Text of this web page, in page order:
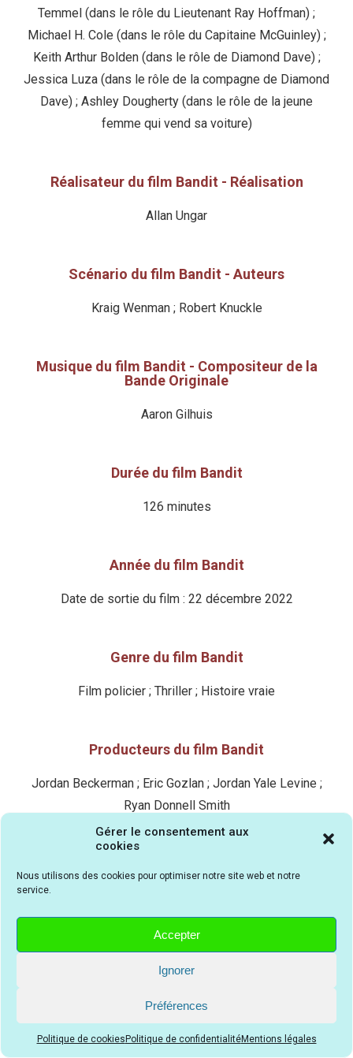
Gérer le consentement aux
cookies
Nous utilisons des cookies pour optimiser notre site web et notre
service.
Accepter
Ignorer
Préférences
Politique de cookies Politique de confidentialitéMentions légales
Temmel (dans le rôle du Lieutenant Ray Hoffman) ;
Michael H. Cole (dans le rôle du Capitaine McGuinley) ;
Keith Arthur Bolden (dans le rôle de Diamond Dave) ;
Jessica Luza (dans le rôle de la compagne de Diamond
Dave) ; Ashley Dougherty (dans le rôle de la jeune
femme qui vend sa voiture)
Réalisateur du film Bandit - Réalisation
Allan Ungar
Scénario du film Bandit - Auteurs
Kraig Wenman ; Robert Knuckle
Musique du film Bandit - Compositeur de la
Bande Originale
Aaron Gilhuis
Durée du film Bandit
126 minutes
Année du film Bandit
Date de sortie du film : 22 décembre 2022
Genre du film Bandit
Film policier ; Thriller ; Histoire vraie
Producteurs du film Bandit
Jordan Beckerman ; Eric Gozlan ; Jordan Yale Levine ;
Ryan Donnell Smith
Goldrush Entertainment ; Yale Productions ; Lucky 13
Productions
Pays d'origine du film Bandit
Canada